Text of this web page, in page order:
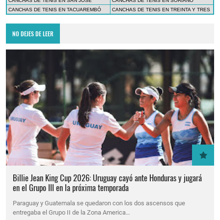
CANCHAS DE TENIS EN TACUAREMBÓ
CANCHAS DE TENIS EN TREINTA Y TRES
NO DEJES DE LEER
Billie Jean King Cup 2026: Uruguay cayó ante Honduras y jugará
en el Grupo III en la próxima temporada
Paraguay y Guatemala se quedaron con los dos ascensos que
entregaba el Grupo II de la Zona America…